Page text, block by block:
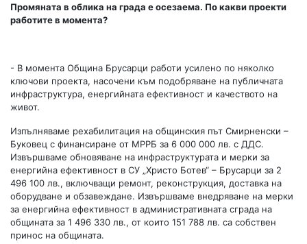
Промяната в облика на града е осезаема. По какви проекти
работите в момента?
- В момента Община Брусарци работи усилено по няколко
ключови проекта, насочени към подобряване на публичната
инфраструктура, енергийната ефективност и качеството на
живот.
Изпълняваме рехабилитация на общинския път Смирненски –
Буковец с финансиране от МРРБ за 6 000 000 лв. с ДДС.
Извършваме обновяване на инфраструктурата и мерки за
енергийна ефективност в СУ „Христо Ботев“ – Брусарци за 2
496 100 лв., включващи ремонт, реконструкция, доставка на
оборудване и обзавеждане. Извършваме внедряване на мерки
за енергийна ефективност в административната сграда на
общината за 1 496 330 лв., от които 151 788 лв. са собствен
принос на общината.